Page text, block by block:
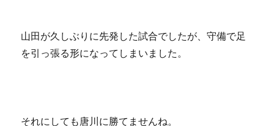
山田が久しぶりに先発した試合でしたが、守備で足
を引っ張る形になってしまいました。
それにしても唐川に勝てませんね。